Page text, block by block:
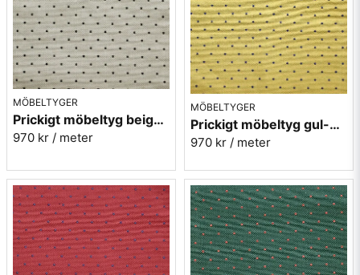
MÖBELTYGER
Prickigt möbeltyg beige Micro nr.02
970 kr / meter
MÖBELTYGER
Prickigt möbeltyg gul-blå Micro nr.10
970 kr / meter